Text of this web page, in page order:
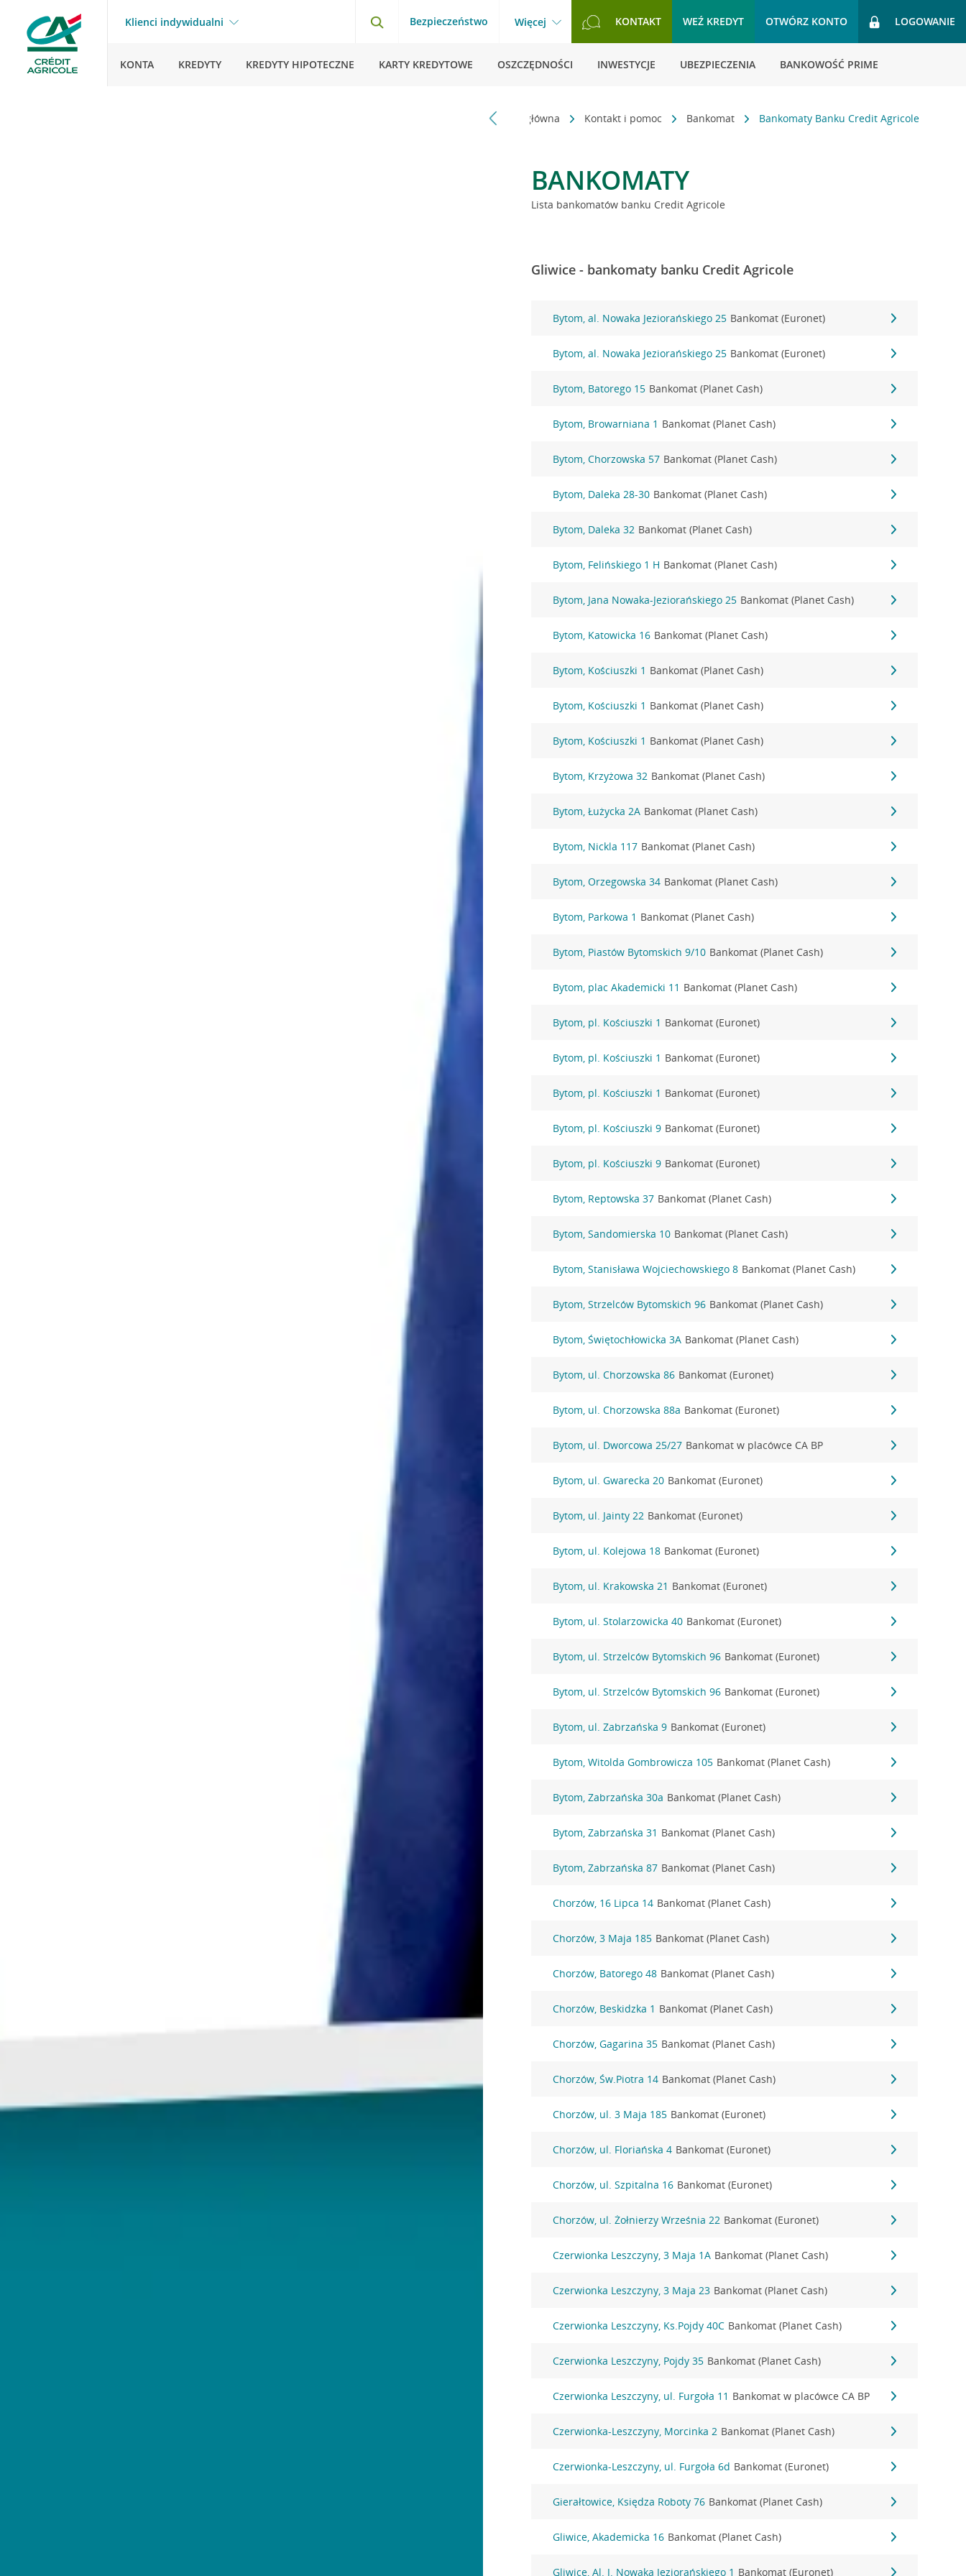
Klienci indywidualni Bezpieczeństwo Więcej KONTAKT WEŹ KREDYT OTWÓRZ KONTO LOGOWANIE
KONTA KREDYTY KREDYTY HIPOTECZNE KARTY KREDYTOWE OSZCZĘDNOŚCI INWESTYCJE UBEZPIECZENIA BANKOWOŚĆ PRIME
Strona główna Kontakt i pomoc Bankomat Bankomaty Banku Credit Agricole
BANKOMATY
Lista bankomatów banku Credit Agricole
Gliwice - bankomaty banku Credit Agricole
Bytom, al. Nowaka Jeziorańskiego 25 Bankomat (Euronet)
Bytom, al. Nowaka Jeziorańskiego 25 Bankomat (Euronet)
Bytom, Batorego 15 Bankomat (Planet Cash)
Bytom, Browarniana 1 Bankomat (Planet Cash)
Bytom, Chorzowska 57 Bankomat (Planet Cash)
Bytom, Daleka 28-30 Bankomat (Planet Cash)
Bytom, Daleka 32 Bankomat (Planet Cash)
Bytom, Felińskiego 1 H Bankomat (Planet Cash)
Bytom, Jana Nowaka-Jeziorańskiego 25 Bankomat (Planet Cash)
Bytom, Katowicka 16 Bankomat (Planet Cash)
Bytom, Kościuszki 1 Bankomat (Planet Cash)
Bytom, Kościuszki 1 Bankomat (Planet Cash)
Bytom, Kościuszki 1 Bankomat (Planet Cash)
Bytom, Krzyżowa 32 Bankomat (Planet Cash)
Bytom, Łużycka 2A Bankomat (Planet Cash)
Bytom, Nickla 117 Bankomat (Planet Cash)
Bytom, Orzegowska 34 Bankomat (Planet Cash)
Bytom, Parkowa 1 Bankomat (Planet Cash)
Bytom, Piastów Bytomskich 9/10 Bankomat (Planet Cash)
Bytom, plac Akademicki 11 Bankomat (Planet Cash)
Bytom, pl. Kościuszki 1 Bankomat (Euronet)
Bytom, pl. Kościuszki 1 Bankomat (Euronet)
Bytom, pl. Kościuszki 1 Bankomat (Euronet)
Bytom, pl. Kościuszki 9 Bankomat (Euronet)
Bytom, pl. Kościuszki 9 Bankomat (Euronet)
Bytom, Reptowska 37 Bankomat (Planet Cash)
Bytom, Sandomierska 10 Bankomat (Planet Cash)
Bytom, Stanisława Wojciechowskiego 8 Bankomat (Planet Cash)
Bytom, Strzelców Bytomskich 96 Bankomat (Planet Cash)
Bytom, Świętochłowicka 3A Bankomat (Planet Cash)
Bytom, ul. Chorzowska 86 Bankomat (Euronet)
Bytom, ul. Chorzowska 88a Bankomat (Euronet)
Bytom, ul. Dworcowa 25/27 Bankomat w placówce CA BP
Bytom, ul. Gwarecka 20 Bankomat (Euronet)
Bytom, ul. Jainty 22 Bankomat (Euronet)
Bytom, ul. Kolejowa 18 Bankomat (Euronet)
Bytom, ul. Krakowska 21 Bankomat (Euronet)
Bytom, ul. Stolarzowicka 40 Bankomat (Euronet)
Bytom, ul. Strzelców Bytomskich 96 Bankomat (Euronet)
Bytom, ul. Strzelców Bytomskich 96 Bankomat (Euronet)
Bytom, ul. Zabrzańska 9 Bankomat (Euronet)
Bytom, Witolda Gombrowicza 105 Bankomat (Planet Cash)
Bytom, Zabrzańska 30a Bankomat (Planet Cash)
Bytom, Zabrzańska 31 Bankomat (Planet Cash)
Bytom, Zabrzańska 87 Bankomat (Planet Cash)
Chorzów, 16 Lipca 14 Bankomat (Planet Cash)
Chorzów, 3 Maja 185 Bankomat (Planet Cash)
Chorzów, Batorego 48 Bankomat (Planet Cash)
Chorzów, Beskidzka 1 Bankomat (Planet Cash)
Chorzów, Gagarina 35 Bankomat (Planet Cash)
Chorzów, Św.Piotra 14 Bankomat (Planet Cash)
Chorzów, ul. 3 Maja 185 Bankomat (Euronet)
Chorzów, ul. Floriańska 4 Bankomat (Euronet)
Chorzów, ul. Szpitalna 16 Bankomat (Euronet)
Chorzów, ul. Żołnierzy Września 22 Bankomat (Euronet)
Czerwionka Leszczyny, 3 Maja 1A Bankomat (Planet Cash)
Czerwionka Leszczyny, 3 Maja 23 Bankomat (Planet Cash)
Czerwionka Leszczyny, Ks.Pojdy 40C Bankomat (Planet Cash)
Czerwionka Leszczyny, Pojdy 35 Bankomat (Planet Cash)
Czerwionka Leszczyny, ul. Furgoła 11 Bankomat w placówce CA BP
Czerwionka-Leszczyny, Morcinka 2 Bankomat (Planet Cash)
Czerwionka-Leszczyny, ul. Furgoła 6d Bankomat (Euronet)
Gierałtowice, Księdza Roboty 76 Bankomat (Planet Cash)
Gliwice, Akademicka 16 Bankomat (Planet Cash)
Gliwice, Al. J. Nowaka Jeziorańskiego 1 Bankomat (Euronet)